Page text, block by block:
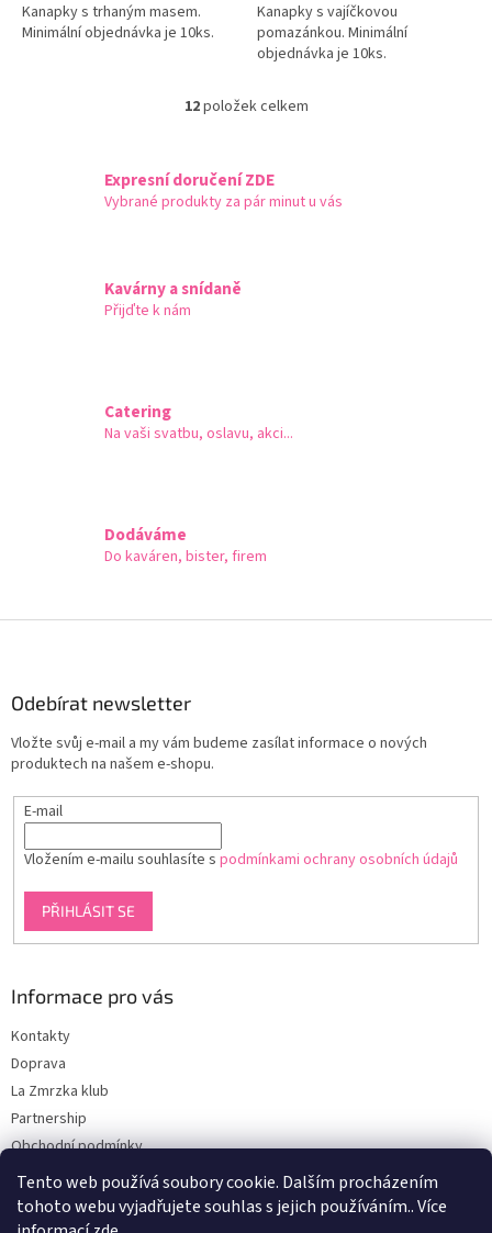
Tento web používá soubory cookie. Dalším procházením
tohoto webu vyjadřujete souhlas s jejich používáním.. Více
Kanapky s trhaným masem.
Minimální objednávka je 10ks.
Kanapky s vajíčkovou
pomazánkou. Minimální
objednávka je 10ks.
O
á
d
p
12položek celkem
Expresní doručení ZDE
Vybrané produkty za pár minut u vás
Kavárny a snídaně
Přijďte k nám
Catering
Na vaši svatbu, oslavu, akci...
Dodáváme
Do kaváren, bister, firem
Odebírat newsletter
Vložte svůj e-mail a my vám budeme zasílat informace o nových
produktech na našem e-shopu.
E-mail
Vložením e-mailu souhlasíte s podmínkami ochrany osobních údajů
PŘIHLÁSIT SE
Informace pro vás
Kontakty
Doprava
La Zmrzka klub
Partnership
Obchodní podmínky
Podmínky ochrany osobních údajů